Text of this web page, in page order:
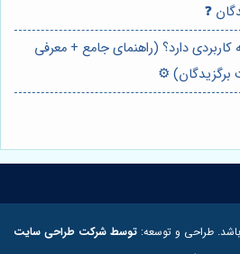
❓
دارد؟ (راهنمای جامع + معرفی
⚙️
طراحی و توسعه: توسط شرکت طراحی سایت